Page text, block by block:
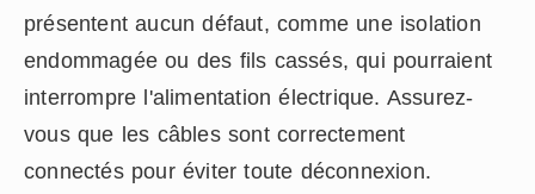
présentent aucun défaut, comme une isolation
endommagée ou des fils cassés, qui pourraient
interrompre l'alimentation électrique. Assurez-
vous que les câbles sont correctement
connectés pour éviter toute déconnexion.